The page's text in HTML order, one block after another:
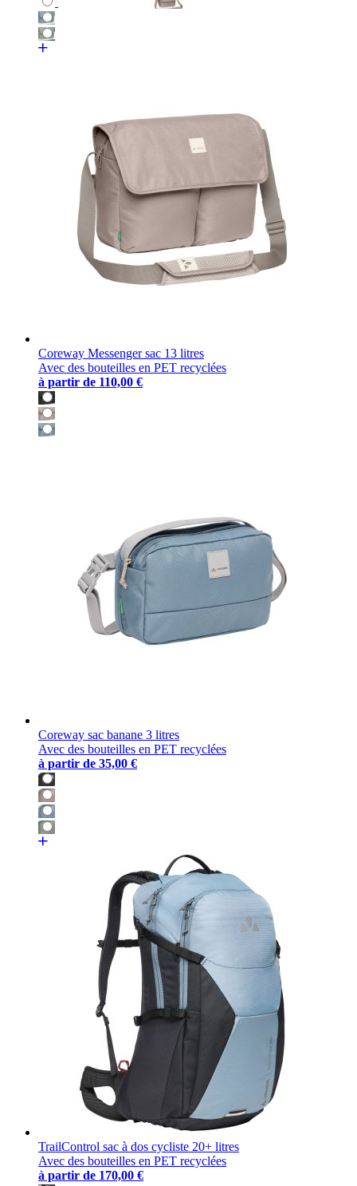
Coreway Messenger sac 13 litres
Avec des bouteilles en PET recyclées
à partir de 110,00 €
Coreway sac banane 3 litres
Avec des bouteilles en PET recyclées
à partir de 35,00 €
TrailControl sac à dos cycliste 20+ litres
Avec des bouteilles en PET recyclées
à partir de 170,00 €